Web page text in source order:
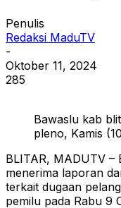
Penulis
Redaksi MaduTV
-
Oktober 11, 2024
285
Bawaslu kab
pleno, Kamis
BLITAR, MADUTV –
menerima laporan
terkait dugaan
pemilu pada Rabu 9